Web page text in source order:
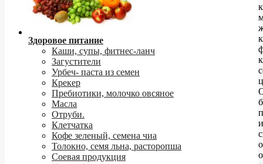
Здоровое питание
Каши, супы, фитнес-ланч
Загустители
Урбеч- паста из семен
Крекер
Пребиотики, молочко овсяное
Масла
Отруби.
Клетчатка
Кофе зеленый, семена чиа
Толокно, семя льна, расторопша
Соевая продукция